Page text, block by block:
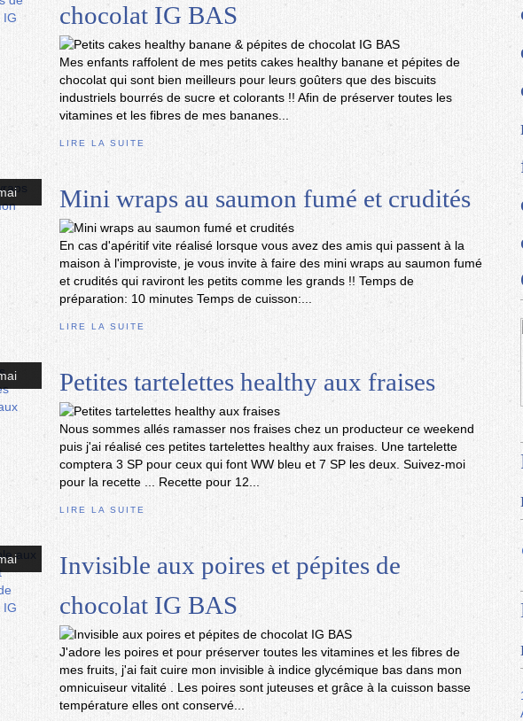
chocolat IG BAS
Mes enfants raffolent de mes petits cakes healthy banane et pépites de
chocolat qui sont bien meilleurs pour leurs goûters que des biscuits
industriels bourrés de sucre et colorants !! Afin de préserver toutes les
vitamines et les fibres de mes bananes...
LIRE LA SUITE
Mini wraps au saumon fumé et crudités
En cas d'apéritif vite réalisé lorsque vous avez des amis qui passent à la
maison à l'improviste, je vous invite à faire des mini wraps au saumon fumé
et crudités qui raviront les petits comme les grands !! Temps de
préparation: 10 minutes Temps de cuisson:...
LIRE LA SUITE
Petites tartelettes healthy aux fraises
Nous sommes allés ramasser nos fraises chez un producteur ce weekend
puis j'ai réalisé ces petites tartelettes healthy aux fraises. Une tartelette
comptera 3 SP pour ceux qui font WW bleu et 7 SP les deux. Suivez-moi
pour la recette ... Recette pour 12...
LIRE LA SUITE
Invisible aux poires et pépites de
chocolat IG BAS
J'adore les poires et pour préserver toutes les vitamines et les fibres de
mes fruits, j'ai fait cuire mon invisible à indice glycémique bas dans mon
omnicuiseur vitalité . Les poires sont juteuses et grâce à la cuisson basse
température elles ont conservé...